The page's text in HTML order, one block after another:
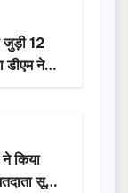
जुड़ी 12
डीएम ने
किया
सूची